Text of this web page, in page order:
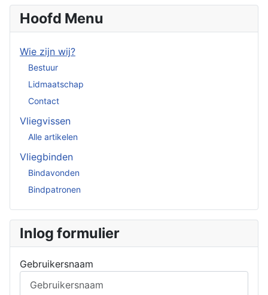
Hoofd Menu
Wie zijn wij?
Bestuur
Lidmaatschap
Contact
Vliegvissen
Alle artikelen
Vliegbinden
Bindavonden
Bindpatronen
Inlog formulier
Gebruikersnaam